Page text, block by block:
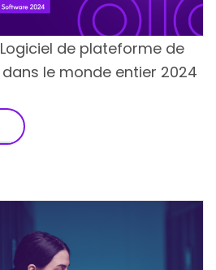
de plateforme de
le monde entier 2024